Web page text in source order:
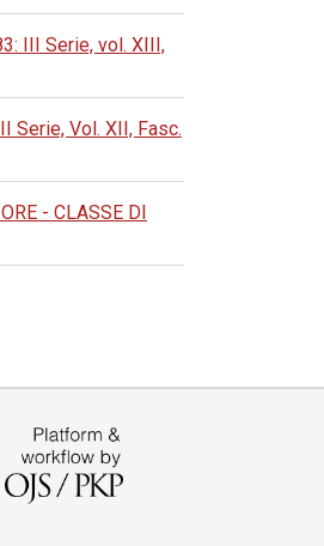
III Serie, vol. XIII,
Serie, Vol. XII, Fasc.
- CLASSE DI